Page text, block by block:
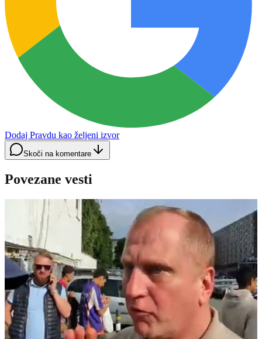
Dodaj Pravdu kao željeni izvor
Skoči na komentare
Povezane vesti